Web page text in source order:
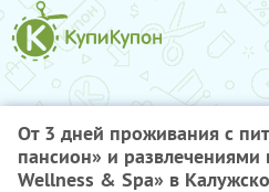
От 3 дней проживания с
пансион» и
Wellness & Spa» в